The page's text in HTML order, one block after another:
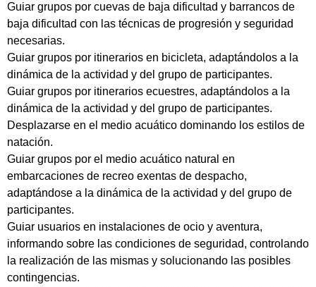
Guiar grupos por cuevas de baja dificultad y barrancos de
baja dificultad con las técnicas de progresión y seguridad
necesarias.
Guiar grupos por itinerarios en bicicleta, adaptándolos a la
dinámica de la actividad y del grupo de participantes.
Guiar grupos por itinerarios ecuestres, adaptándolos a la
dinámica de la actividad y del grupo de participantes.
Desplazarse en el medio acuático dominando los estilos de
natación.
Guiar grupos por el medio acuático natural en
embarcaciones de recreo exentas de despacho,
adaptándose a la dinámica de la actividad y del grupo de
participantes.
Guiar usuarios en instalaciones de ocio y aventura,
informando sobre las condiciones de seguridad, controlando
la realización de las mismas y solucionando las posibles
contingencias.